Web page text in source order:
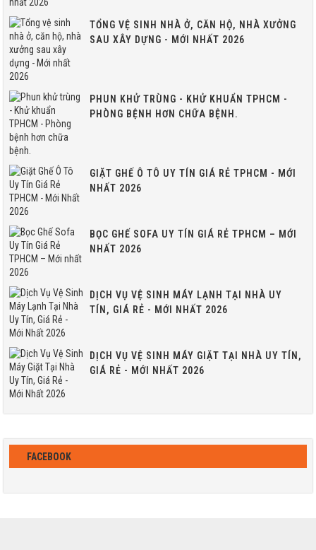
TỔNG VỆ SINH NHÀ Ở, CĂN HỘ, NHÀ XƯỞNG
SAU XÂY DỰNG - MỚI NHẤT 2026
PHUN KHỬ TRÙNG - KHỬ KHUẨN TPHCM -
PHÒNG BỆNH HƠN CHỮA BỆNH.
GIẶT GHẾ Ô TÔ UY TÍN GIÁ RẺ TPHCM - MỚI
NHẤT 2026
BỌC GHẾ SOFA UY TÍN GIÁ RẺ TPHCM – MỚI
NHẤT 2026
DỊCH VỤ VỆ SINH MÁY LẠNH TẠI NHÀ UY
TÍN, GIÁ RẺ - MỚI NHẤT 2026
DỊCH VỤ VỆ SINH MÁY GIẶT TẠI NHÀ UY TÍN,
GIÁ RẺ - MỚI NHẤT 2026
FACEBOOK